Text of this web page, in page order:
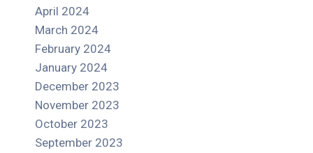
April 2024
March 2024
February 2024
January 2024
December 2023
November 2023
October 2023
September 2023